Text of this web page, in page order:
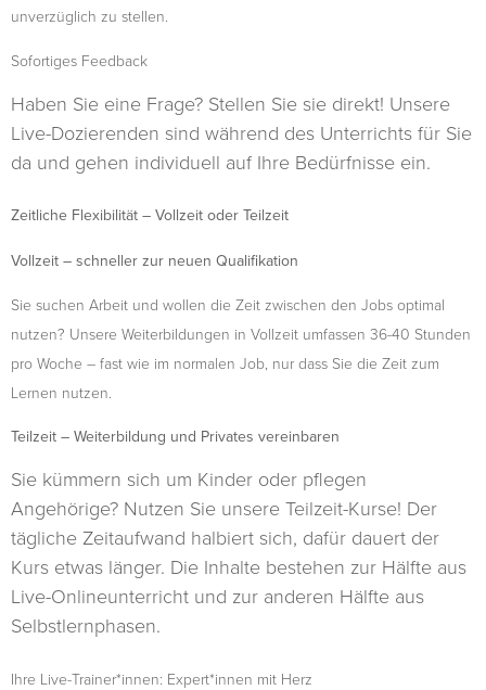
unverzüglich zu stellen.
Sofortiges Feedback
Haben Sie eine Frage? Stellen Sie sie direkt! Unsere
Live-Dozierenden sind während des Unterrichts für Sie
da und gehen individuell auf Ihre Bedürfnisse ein.
Zeitliche Flexibilität – Vollzeit oder Teilzeit
Vollzeit – schneller zur neuen Qualifikation
Sie suchen Arbeit und wollen die Zeit zwischen den Jobs optimal
nutzen? Unsere Weiterbildungen in Vollzeit umfassen 36-40 Stunden
pro Woche – fast wie im normalen Job, nur dass Sie die Zeit zum
Lernen nutzen.
Teilzeit – Weiterbildung und Privates vereinbaren
Sie kümmern sich um Kinder oder pflegen
Angehörige? Nutzen Sie unsere Teilzeit-Kurse! Der
tägliche Zeitaufwand halbiert sich, dafür dauert der
Kurs etwas länger. Die Inhalte bestehen zur Hälfte aus
Live-Onlineunterricht und zur anderen Hälfte aus
Selbstlernphasen.
Ihre Live-Trainer*innen: Expert*innen mit Herz